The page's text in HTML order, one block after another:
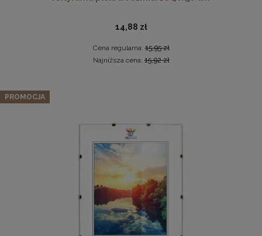
rozmiarze 30 x 40 cm w kolorze białym
28,99 zł
DO KOSZYKA
Zestaw 3 szt. ramek na zdjęcia 15 x 23 cm z naturalnego
66,97 zł
Cena regularna:70,49 zł
Najniższa cena:
DO KOSZYKA
14,88 zł
Cena regularna:15,95 zł
Najniższa cena:15,92 zł
PROMOCJA